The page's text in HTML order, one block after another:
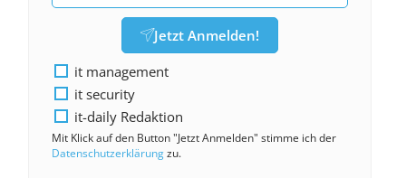
Jetzt Anmelden!
it management
it security
it-daily Redaktion
Mit Klick auf den Button "Jetzt Anmelden" stimme ich der
Datenschutzerklärungzu.